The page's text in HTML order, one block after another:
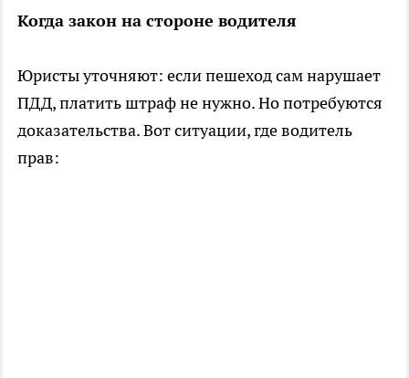
Когда закон на стороне водителя
Юристы уточняют: если пешеход сам нарушает
ПДД, платить штраф не нужно. Но потребуются
доказательства. Вот ситуации, где водитель
прав: